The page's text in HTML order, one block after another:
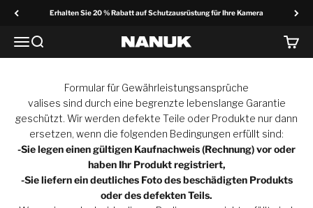
Erhalten Sie 20 % Rabatt auf Schutzausrüstung für Ihre Kamera
MenüSuche NANUK Europa
Formular für Gewährleistungsansprüche
valises sind durch eine begrenzte lebenslange Garantie
geschützt. Wir werden defekte Teile oder Produkte nur dann
ersetzen, wenn die folgenden Bedingungen erfüllt sind:
-Sie legen einen gültigen Kaufnachweis (Rechnung) vor oder
haben Ihr Produkt registriert,
-Sie liefern ein deutliches Foto des beschädigten Produkts
oder des defekten Teils.